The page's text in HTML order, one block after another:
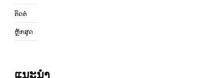
ຕິດຕໍ່
ຫຼັກສູດ
ແນະນຳ